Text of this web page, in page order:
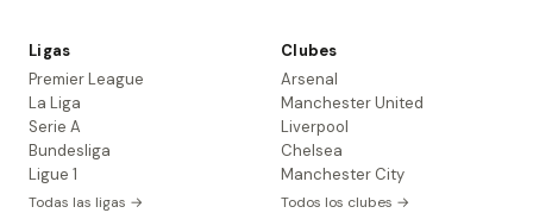
Ligas
Premier League
La Liga
Serie A
Bundesliga
Ligue 1
Todas las ligas →
Clubes
Arsenal
Manchester United
Liverpool
Chelsea
Manchester City
Todos los clubes →